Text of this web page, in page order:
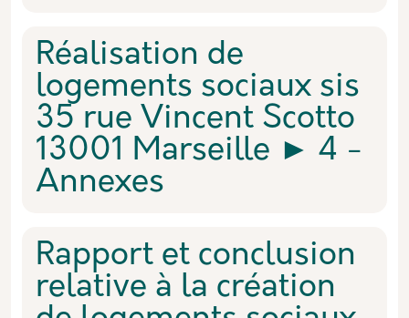
Réalisation de
logements sociaux sis
35 rue Vincent Scotto
13001 Marseille ► 4 -
Annexes
Rapport et conclusion
relative à la création